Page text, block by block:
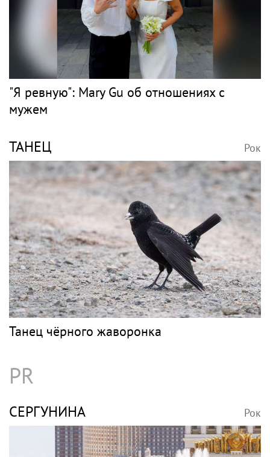
"Я ревную": Mary Gu об отношениях с
мужем
ТАНЕЦ Рок
Танец чёрного жаворонка
PR
СЕРГУНИНА Рок